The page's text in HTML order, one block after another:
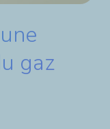
gaz